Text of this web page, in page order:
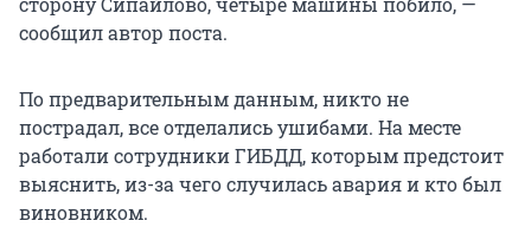
сообщил автор поста.
По предварительным данным, никто не
пострадал, все отделались ушибами. На месте
работали сотрудники ГИБДД, которым предстоит
выяснить, из-за чего случилась авария и кто был
виновником.